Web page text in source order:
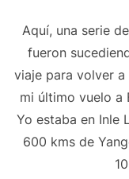
Aquí, una serie
fueron
viaje para volver
mi último vuelo a
Yo estaba en Inle
600 kms de